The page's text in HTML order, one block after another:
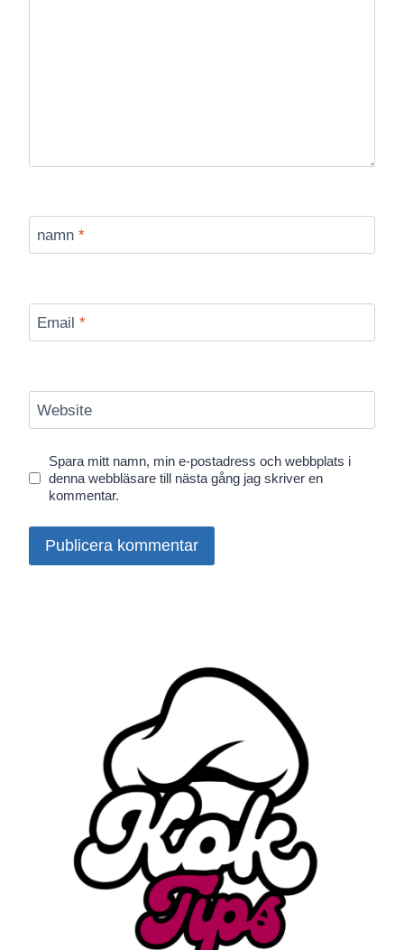
namn *
Email *
Website
Spara mitt namn, min e-postadress och webbplats i
denna webbläsare till nästa gång jag skriver en
kommentar.